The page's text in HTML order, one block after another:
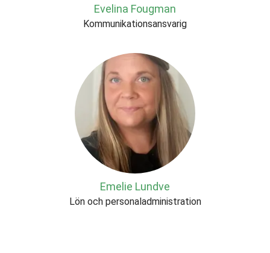
Evelina Fougman
Kommunikationsansvarig
Emelie Lundve
Lön och personaladministration